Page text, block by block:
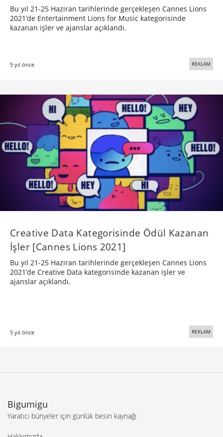
Bu yıl 21-25 Haziran tarihlerinde gerçekleşen Cannes Lions
2021’de Entertainment Lions for Music kategorisinde
kazanan işler ve ajanslar açıklandı.
5 yıl önce REKLAM
Creative Data Kategorisinde Ödül Kazanan
İşler [Cannes Lions 2021]
Bu yıl 21-25 Haziran tarihlerinde gerçekleşen Cannes Lions
2021’de Creative Data kategorisinde kazanan işler ve
ajanslar açıklandı.
5 yıl önce REKLAM
Bigumigu
Yaratıcı bünyeler için günlük besin kaynağı